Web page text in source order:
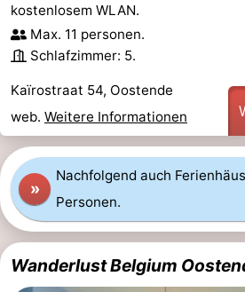
Kirchen
-
Aussichtspunkte
Attraktionen
-
Rundfahrten
-
Spielplätze
-
Indoor-
Spielplätze
-
Bowling
-
kostenlosem WLAN.
Max. 11 personen.
Schlafzimmer: 5.
Kaïrostraat 54, Oostende
web. Weitere Informationen
»
Nachfolgend auch
Personen.
Wanderlust Belgium